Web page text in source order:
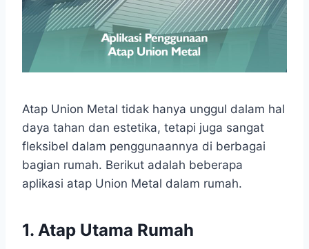
Atap Union Metal tidak hanya unggul dalam hal
daya tahan dan estetika, tetapi juga sangat
fleksibel dalam penggunaannya di berbagai
bagian rumah. Berikut adalah beberapa
aplikasi atap Union Metal dalam rumah.
1. Atap Utama Rumah